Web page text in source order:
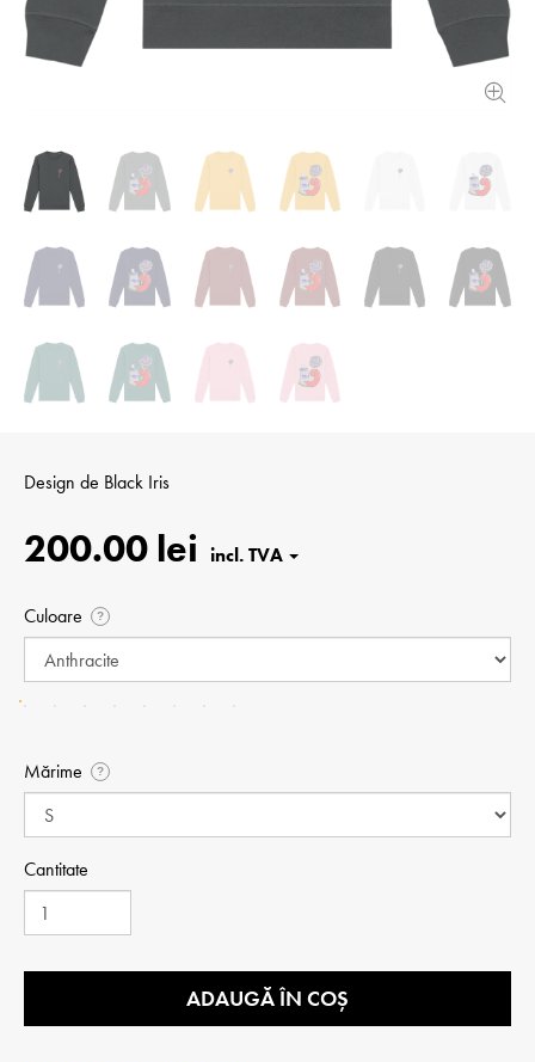
Design de Black Iris
200.00 lei
Culoare ?
Mărime ?
Cantitate
ADAUGĂ ÎN COȘ